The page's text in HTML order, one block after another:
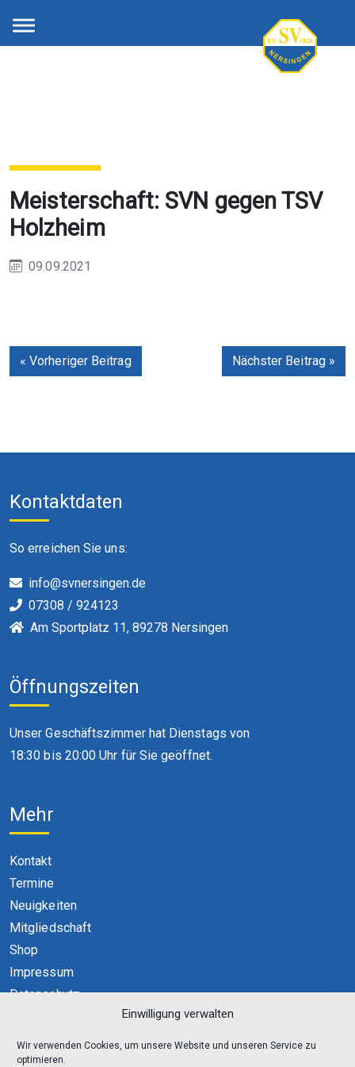
Einwilligung verwalten
Wir verwenden Cookies, um unsere Website und unseren Service zu
optimieren.
Meisterschaft: SVN gegen TSV
Holzheim
09.09.2021
« Vorheriger Beitrag Nächster Beitrag »
Kontaktdaten
So erreichen Sie uns:
info@svnersingen.de
07308 / 924123
Am Sportplatz 11, 89278 Nersingen
Öffnungszeiten
Unser Geschäftszimmer hat Dienstags von
18:30 bis 20:00 Uhr für Sie geöffnet.
Mehr
Kontakt
Termine
Neuigkeiten
Mitgliedschaft
Shop
Impressum
Datenschutz
Cookie-Richtlinie (EU)